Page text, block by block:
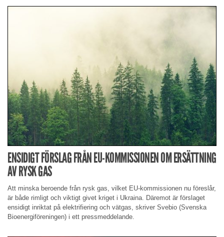
ENSIDIGT FÖRSLAG FRÅN EU-KOMMISSIONEN OM ERSÄTTNING
AV RYSK GAS
Att minska beroende från rysk gas, vilket EU-kommissionen nu föreslår,
är både rimligt och viktigt givet kriget i Ukraina. Däremot är förslaget
ensidigt inriktat på elektrifiering och vätgas, skriver Svebio (Svenska
Bioenergiföreningen) i ett pressmeddelande.